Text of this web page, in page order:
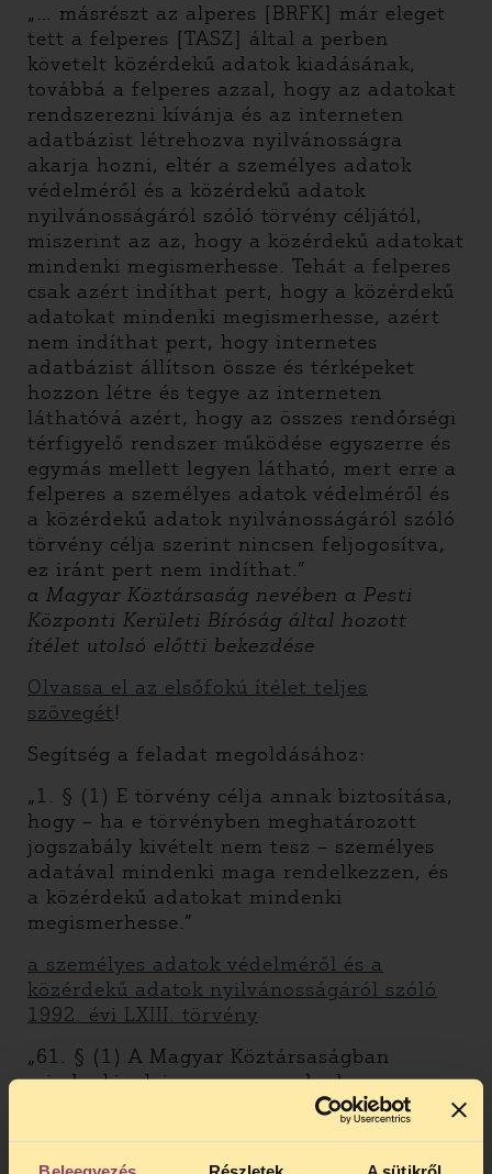
„… másrészt az alperes [BRFK] már eleget
tett a felperes [TASZ] által a perben
követelt közérdekű adatok kiadásának,
továbbá a felperes azzal, hogy az adatokat
rendszerezni kívánja és az interneten
adatbázist létrehozva nyilvánosságra
akarja hozni, eltér a személyes adatok
védelméről és a közérdekű adatok
nyilvánosságáról szóló törvény céljától,
miszerint az az, hogy a közérdekű adatokat
mindenki megismerhesse. Tehát a felperes
csak azért indíthat pert, hogy a közérdekű
adatokat mindenki megismerhesse, azért
nem indíthat pert, hogy internetes
adatbázist állítson össze és térképeket
hozzon létre és tegye az interneten
láthatóvá azért, hogy az összes rendőrségi
térfigyelő rendszer működése egyszerre és
egymás mellett legyen látható, mert erre a
felperes a személyes adatok védelméről és
a közérdekű adatok nyilvánosságáról szóló
törvény célja szerint nincsen feljogosítva,
ez iránt pert nem indíthat.”
a Magyar Köztársaság nevében a Pesti
Központi Kerületi Bíróság által hozott
ítélet utolsó előtti bekezdése
Olvassa el az elsőfokú ítélet teljes
szövegét!
Segítség a feladat megoldásához:
„1. § (1) E törvény célja annak biztosítása,
hogy – ha e törvényben meghatározott
jogszabály kivételt nem tesz – személyes
adatával mindenki maga rendelkezzen, és
a közérdekű adatokat mindenki
megismerhesse.”
a személyes adatok védelméről és a
közérdekű adatok nyilvánosságáról szóló
1992. évi LXIII. törvény
„61. § (1) A Magyar Köztársaságban
mindenkinek joga van a szabad
véleménynyilvánításra, továbbá arra, hogy
a közérdekű adatokat megismerje, illetőleg